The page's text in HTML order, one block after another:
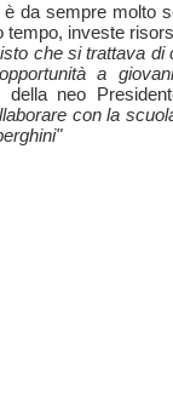
da sempre molto
tempo, investe
che si trattava di
a
neo
con la